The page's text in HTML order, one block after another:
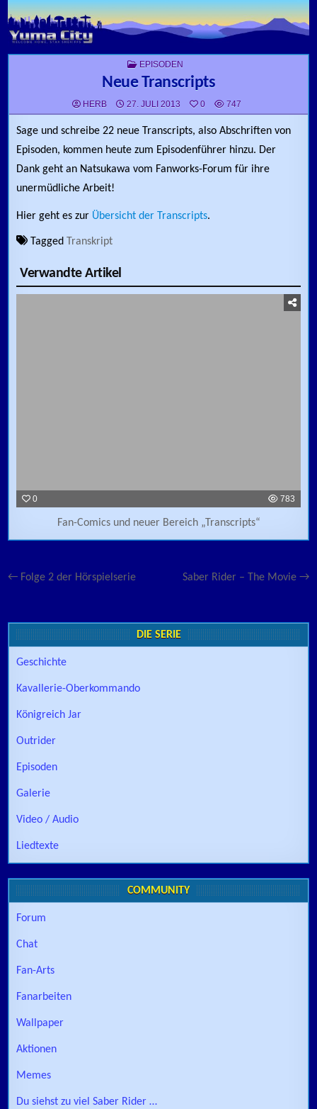
Skip to content
POSTED IN
EPISODEN
Neue Transcripts
HERB 27. JULI 2013 0 747
Sage und schreibe 22 neue Transcripts, also Abschriften von
Episoden, kommen heute zum Episodenführer hinzu. Der
Dank geht an Natsukawa vom Fanworks-Forum für ihre
unermüdliche Arbeit!
Hier geht es zur Übersicht der Transcripts.
Tagged Transkript
Verwandte Artikel
0 783
Fan-Comics und neuer Bereich „Transcripts“
Beitragsnavigation Saber Rider – The Movie →
← Folge 2 der Hörspielserie
DIE SERIE
Geschichte
Kavallerie-Oberkommando
Königreich Jar
Outrider
Episoden
Galerie
Video / Audio
Liedtexte
COMMUNITY
Forum
Chat
Fan-Arts
Fanarbeiten
Wallpaper
Aktionen
Memes
Du siehst zu viel Saber Rider …